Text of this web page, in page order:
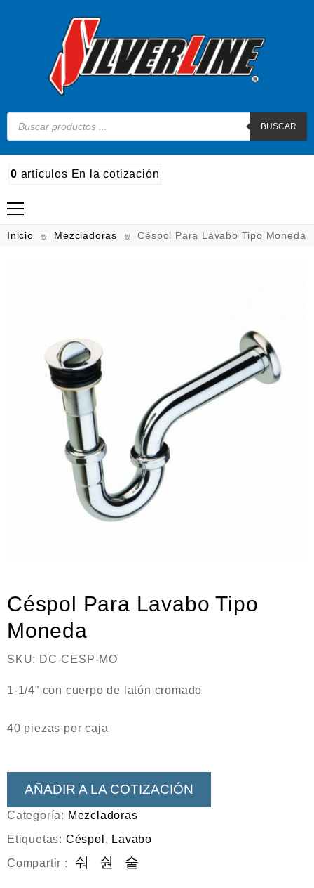
BUSCAR
0 artículos En la cotización
Madera
Ferretería
Mezcladoras
Línea de productos Virutex
Campismo
Ciclismo
Inicio Mezcladoras Céspol Para Lavabo Tipo Moneda
Céspol Para Lavabo Tipo
Moneda
SKU: DC-CESP-MO
1-1/4” con cuerpo de latón cromado
40 piezas por caja
AÑADIR A LA COTIZACIÓN
Categoría: Mezcladoras
Etiquetas: Céspol , Lavabo
Compartir :